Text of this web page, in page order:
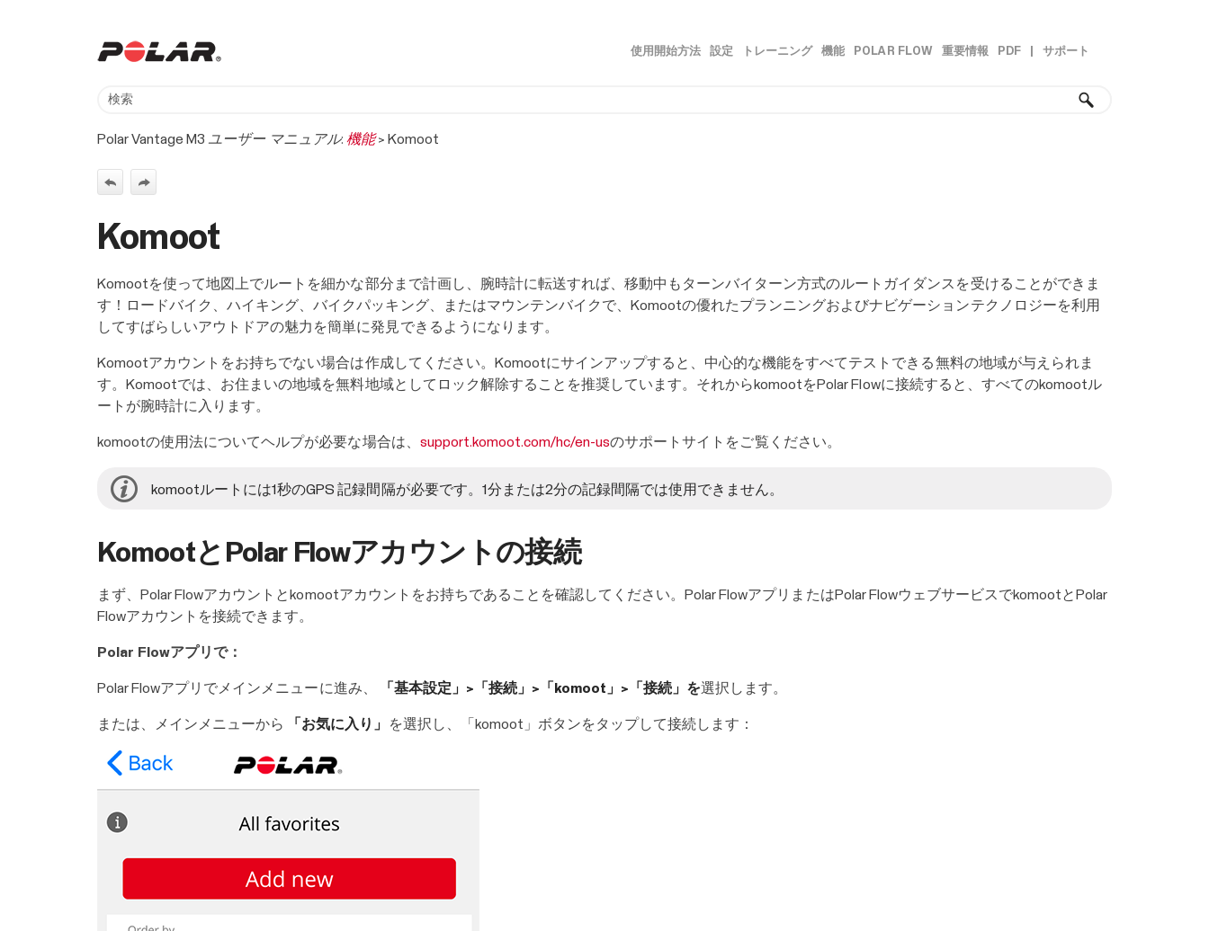
メイン コンテンツにスキップ
使用開始方法»設定» トレーニング»機能» POLAR FLOW» 重要情報» PDF サポート
Polar Vantage M3 ユーザー マニュアル: 機能> Komoot
Komoot
Komootを使って地図上でルートを細かな部分まで計画し、腕時計に転送すれば、移動中もターンバイターン方式のルートガイダンスを受けることができま
す！ロードバイク、ハイキング、バイクパッキング、またはマウンテンバイクで、Komootの優れたプランニングおよびナビゲーションテクノロジーを利用
してすばらしいアウトドアの魅力を簡単に発見できるようになります。
Komootアカウントをお持ちでない場合は作成してください。Komootにサインアップすると、中心的な機能をすべてテストできる無料の地域が与えられま
す。Komootでは、お住まいの地域を無料地域としてロック解除することを推奨しています。それからkomootをPolar Flowに接続すると、すべてのkomootル
ートが腕時計に入ります。
komootの使用法についてヘルプが必要な場合は、 support.komoot.com/hc/en-usのサポートサイトをご覧ください。
komootルートには1秒のGPS 記録間隔が必要です。1分または2分の記録間隔では使用できません。
KomootとPolar Flowアカウントの接続
まず、Polar Flowアカウントとkomootアカウントをお持ちであることを確認してください。Polar FlowアプリまたはPolar FlowウェブサービスでkomootとPolar
Flowアカウントを接続できます。
Polar Flowアプリで：
Polar Flowアプリでメインメニューに進み、 「基本設定」>「接続」>「komoot」>「接続」を選択します。
または、メインメニューから 「お気に入り」 を選択し、「komoot」ボタンをタップして接続します：